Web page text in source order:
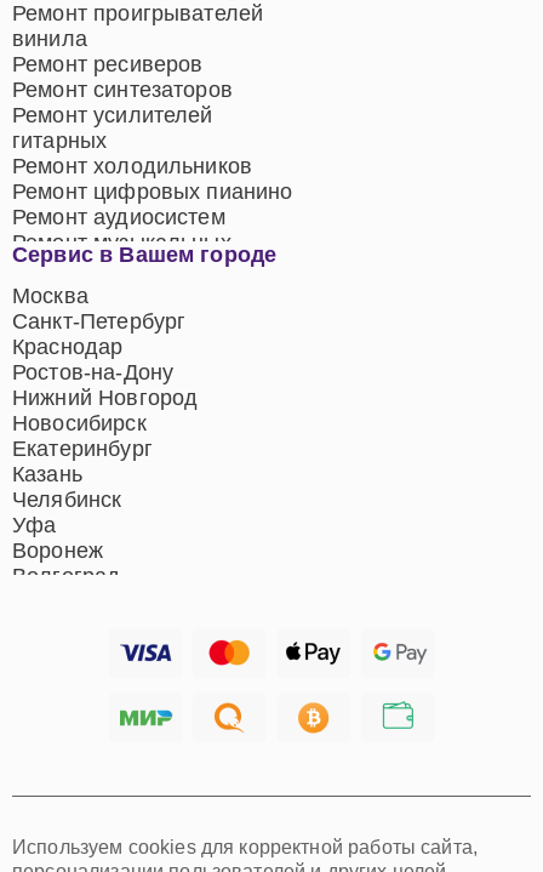
Сервис в Вашем городе
Москва
Санкт-Петербург
Краснодар
Ростов-на-Дону
Нижний Новгород
Новосибирск
Екатеринбург
Казань
Челябинск
Уфа
Воронеж
Волгоград
Хабаровск
Омск
Ремонт проигрывателей
винила
Ремонт ресиверов
Ремонт синтезаторов
Ремонт усилителей
гитарных
Ремонт холодильников
Ремонт цифровых пианино
Ремонт аудиосистем
Ремонт музыкальных
центров
Ремонт домашних
кинотеатров
Ремонт микрофонов
Ремонт акустических
систем
Используем cookies для корректной работы сайта,